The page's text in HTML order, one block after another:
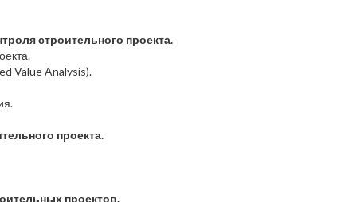
строительного проекта.
Value Analysis).
проекта.
проектов.